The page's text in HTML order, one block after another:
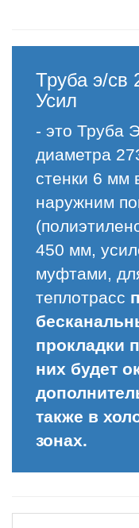
Труба э/
Усил
- это Труба
диаметра
стенки 6 мм
наружним
450 мм,
муфтами,
теплотрасс
прокладки
них будет
также в
зонах.